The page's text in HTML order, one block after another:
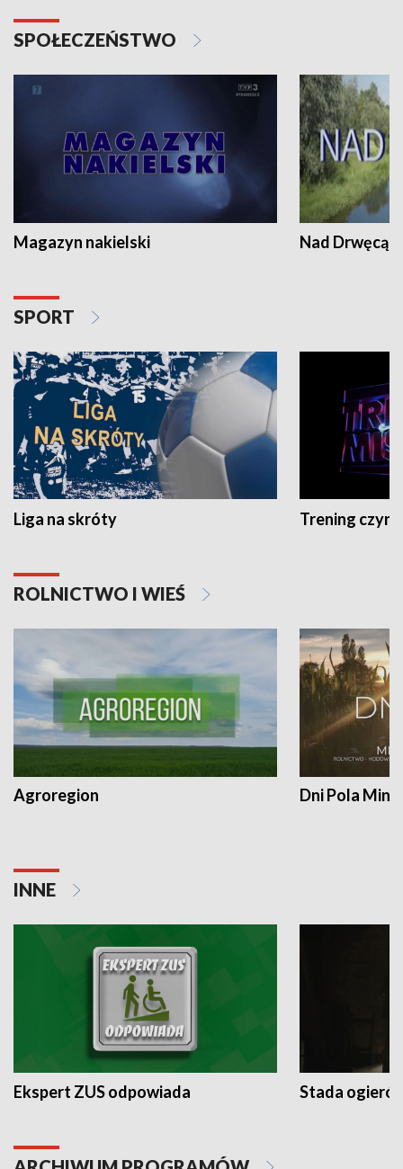
SPOŁECZEŃSTWO
Magazyn nakielski Nad Drwęcą
SPORT
Liga na skróty Trening czyni
ROLNICTWO I WIEŚ
Agroregion Dni Pola
INNE
Ekspert ZUS odpowiada Stada